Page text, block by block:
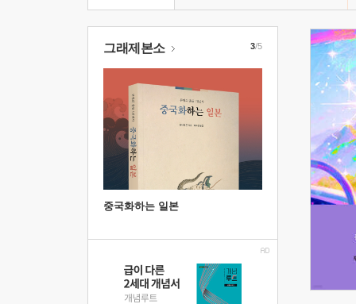
그래제본소
중국화하는 일본
3/5